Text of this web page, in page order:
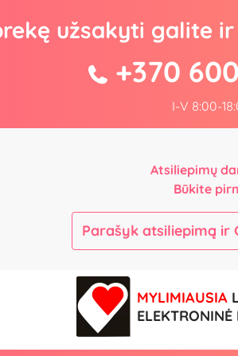
užsakyti galite
+370
I-V 8:00-
Atsiliepimų
Būkite
Parašyk atsiliepimą ir
MYLIMIAUSIA